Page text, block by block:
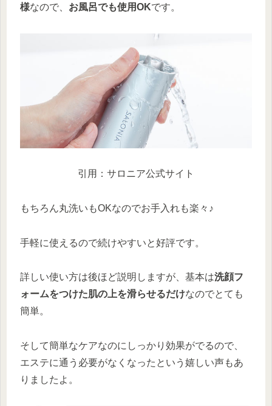
様なので、 お風呂でも使用OKです。
引用：サロニア公式サイト
もちろん丸洗いもOKなのでお手入れも楽々♪
手軽に使えるので続けやすいと好評です。
詳しい使い方は後ほど説明しますが、基本は洗顔フ
ォームをつけた肌の上を滑らせるだけなのでとても
簡単。
そして簡単なケアなのにしっかり効果がでるので、
エステに通う必要がなくなったという嬉しい声もあ
りましたよ。